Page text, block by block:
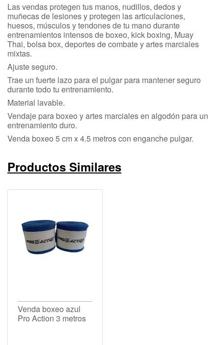
Las vendas protegen tus manos, nudillos, dedos y
muñecas de lesiones y protegen las articulaciones,
huesos, músculos y tendones de tu mano durante
entrenamientos intensos de boxeo, kick boxing, Muay
Thai, bolsa box, deportes de combate y artes marciales
mixtas.
Ajuste seguro.
Trae un fuerte lazo para el pulgar para mantener seguro
durante todo tu entrenamiento.
Material lavable.
Vendaje para boxeo y artes marciales en algodón para un
entrenamiento duro.
Venda boxeo 5 cm x 4.5 metros con enganche pulgar.
Productos Similares
Venda boxeo azul
Pro Action 3 metros